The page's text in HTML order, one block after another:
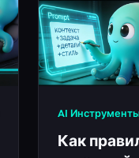
AI
Как